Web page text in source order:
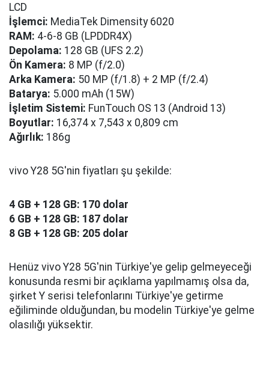
LCD
İşlemci: MediaTek Dimensity 6020
RAM: 4-6-8 GB (LPDDR4X)
Depolama: 128 GB (UFS 2.2)
Ön Kamera: 8 MP (f/2.0)
Arka Kamera: 50 MP (f/1.8) + 2 MP (f/2.4)
Batarya: 5.000 mAh (15W)
İşletim Sistemi: FunTouch OS 13 (Android 13)
Boyutlar: 16,374 x 7,543 x 0,809 cm
Ağırlık: 186g
vivo Y28 5G'nin fiyatları şu şekilde:
4 GB + 128 GB: 170 dolar
6 GB + 128 GB: 187 dolar
8 GB + 128 GB: 205 dolar
Henüz vivo Y28 5G'nin Türkiye'ye gelip gelmeyeceği
konusunda resmi bir açıklama yapılmamış olsa da,
şirket Y serisi telefonlarını Türkiye'ye getirme
eğiliminde olduğundan, bu modelin Türkiye'ye gelme
olasılığı yüksektir.